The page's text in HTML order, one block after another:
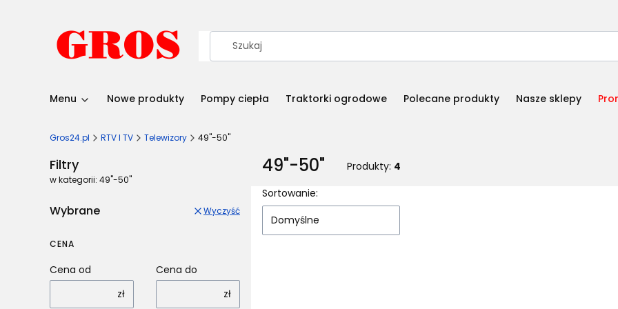
Menu Nowe produkty Pompy ciepła Traktorki ogrodowe Polecane produkty Nasze sklepy
Gros24.pl RTV I TV Telewizory 49"-50"
Filtry
w kategorii: 49"-50"
Wybrane Wyczyść
CENA
Cena od
zł
Cena do
zł
49"-50" Produkty: 4
Lista produktów
Sortowanie:
Domyślne